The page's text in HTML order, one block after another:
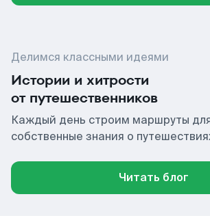
Делимся классными идеями
Истории и хитрости
от путешественников
Каждый день строим маршруты для
собственные знания о
Читать блог